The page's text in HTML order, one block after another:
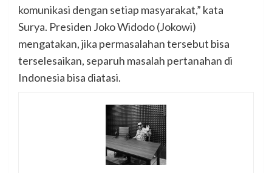
komunikasi dengan setiap masyarakat,” kata
Surya. Presiden Joko Widodo (Jokowi)
mengatakan, jika permasalahan tersebut bisa
terselesaikan, separuh masalah pertanahan di
Indonesia bisa diatasi.